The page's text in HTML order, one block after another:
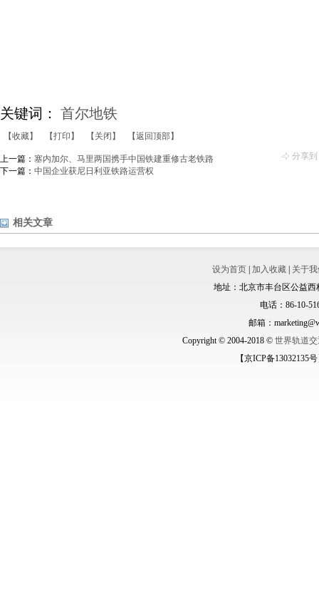
关键词： 首尔地铁
【收藏】 【打印】 【关闭】
【返回顶部】
分享到
上一篇： 塞内加尔、马里两国携手中国铁建重修古老铁路
下一篇： 中国企业获尼日利亚铁路运营权
相关文章
设为首页 加入收藏
关于
地址：北京市丰台区公益西
电话：86-10-
邮箱：
Copyright © 2004-2018 © 世界轨道
【京ICP备13032135